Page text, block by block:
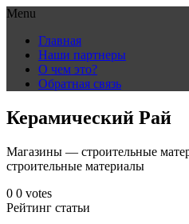
Menu
content
Главная
Наши партнеры
О чем это?
Обратная связь
Керамический Рай
Магазины — строительные
строительные материалы
0 0 votes
Рейтинг статьи